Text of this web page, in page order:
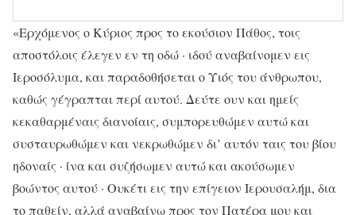
«Ερχόμενος ο Κύριος προς το εκούσιον Πάθος, τοις
αποστόλοις έλεγεν εν τη οδώ · ιδού αναβαίνομεν εις
Ιεροσόλυμα, και παραδοθήσεται ο Υιός του άνθρωπου,
καθώς γέγραπται περί αυτού. Δεύτε ουν και ημείς
κεκαθαρμέναις διανοίαις, συμπορευθώμεν αυτώ και
συσταυρωθώμεν και νεκρωθώμεν δι’ αυτόν ταις του βίου
ηδοναίς · ίνα και συζήσωμεν αυτώ και ακούσωμεν
βοώντος αυτού · Ουκέτι εις την επίγειον Ιερουσαλήμ, δια
το παθείν, αλλά αναβαίνω προς τον Πατέρα μου και